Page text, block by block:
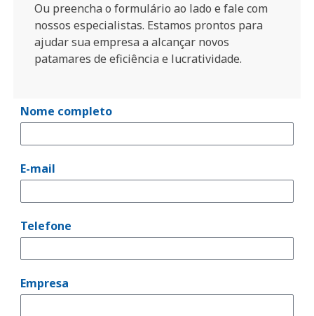
Ou preencha o formulário ao lado e fale com
nossos especialistas. Estamos prontos para
ajudar sua empresa a alcançar novos
patamares de eficiência e lucratividade.
Nome completo
E-mail
Telefone
Empresa